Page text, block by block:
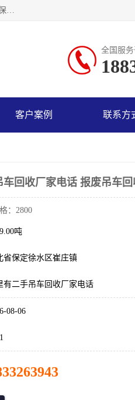
保定辉领再生资源回收有限公司主要经营保定旧车回收，保定报废汽车回收，保定报废汽车回收公司电话,保定二手货车回收,保定黄标车回收, 保定黄标车回收，保定哪里收报废车，保定废旧汽车回收，保定汽车报废手续办理，保定汽车解体厂。将通过采取区域限行促进淘汰、经济补助激励新、加大上路*法处罚、加强达标排放监管等综合措施，对老旧机动车逐步实行末位淘汰，加快老旧机动车淘汰新
全国服
客户案例 联系方
车回收厂家电话 报废吊车
：2800
吨
省保定徐水区崔庄镇
有二手吊车回收厂家电话
08-06